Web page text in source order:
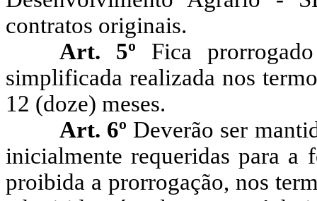
contratos originais.
Art. 5º Fica
simplificada realizada nos
12 (doze) meses.
Art. 6º Deverão ser
inicialmente requeridas para a
proibida a prorrogação, nos